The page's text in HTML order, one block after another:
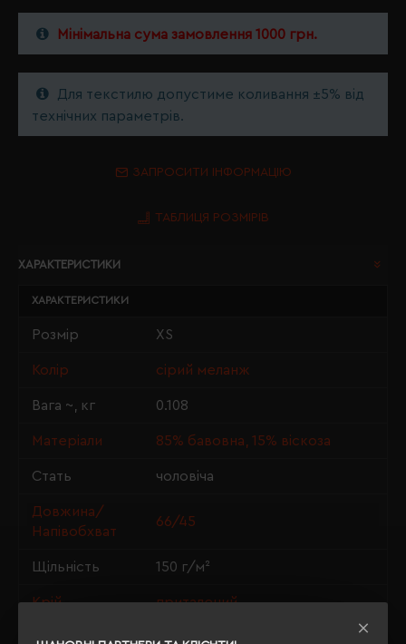
Мінімальна сума замовлення 1000 грн.
Для текстилю допустиме коливання ±5% від
технічних параметрів.
ЗАПРОСИТИ ІНФОРМАЦІЮ
ТАБЛИЦЯ РОЗМІРІВ
ХАРАКТЕРИСТИКИ
ХАРАКТЕРИСТИКИ
Розмір XS
Колір сірий меланж
Вага ~, кг 0.108
Матеріали 85% бавовна, 15% віскоза
Стать чоловіча
Довжина/
Напівобхват
66/45
Щільність 150 г/м²
Крій приталений
OEKO-TEX® Standard 100, PETA-